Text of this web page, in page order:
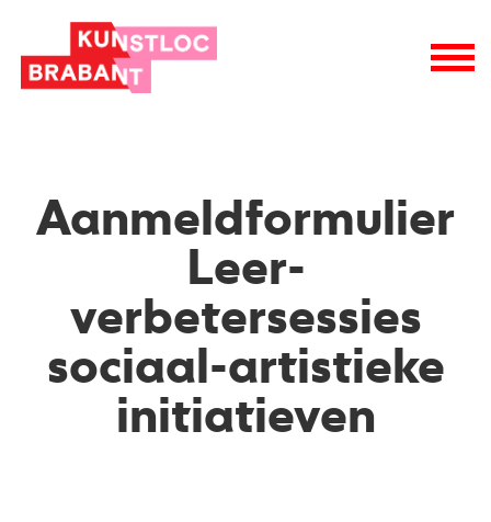
logo
Aanmeldformulier
Leer-
verbetersessies
sociaal-artistieke
initiatieven